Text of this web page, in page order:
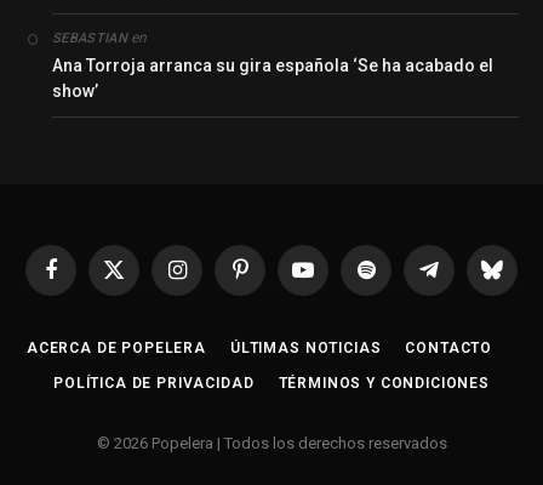
SEBASTIANen
Ana Torroja arranca su gira española ‘Se ha acabado el
show’
Facebook
X
InstagramPinterestYouTubeSpotify Telegrama
ACERCA DE POPELERA ÚLTIMAS NOTICIAS CONTACTO
POLÍTICA DE PRIVACIDAD TÉRMINOS Y CONDICIONES
© 2026 Popelera | Todos los derechos reservados